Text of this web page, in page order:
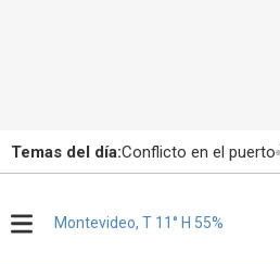
Temas del día:Conflicto en el puerto
Montevideo, T 11° H 55%